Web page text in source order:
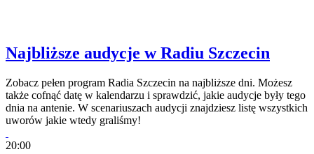
Najbliższe audycje w Radiu Szczecin
Zobacz pełen program Radia Szczecin na najbliższe dni. Możesz
także cofnąć datę w kalendarzu i sprawdzić, jakie audycje były tego
dnia na antenie. W scenariuszach audycji znajdziesz listę wszystkich
uworów jakie wtedy graliśmy!
20:00